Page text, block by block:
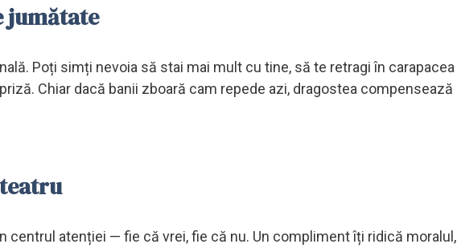
jumătate
Poți simți nevoia să stai mai mult cu tine, să te retragi în carapacea
Chiar dacă banii zboară cam repede azi, dragostea compensează
centrul atenției — fie că vrei, fie că nu. Un compliment îți ridică moralul,